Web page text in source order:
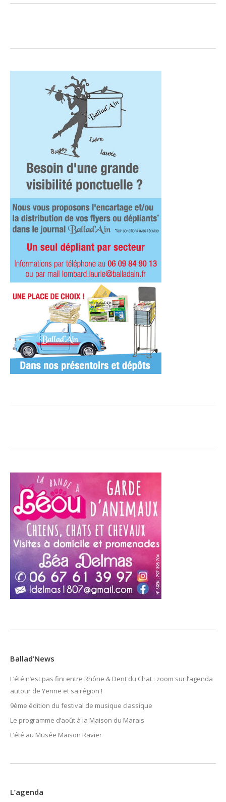
Ballad’News
L’été n’est pas fini entre Rhône & Dent du Chat : zoom sur l’agenda
autour de Yenne et sa région !
9ème édition du festival de musique classique
Le programme d’août à la Maison du Marais
L’été au Musée Maison Ravier
L’agenda